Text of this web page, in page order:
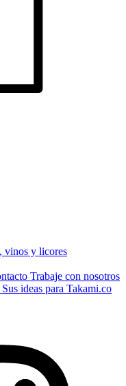
vinos y licores
Trabaje con nosotros
Sus ideas para Takami.co